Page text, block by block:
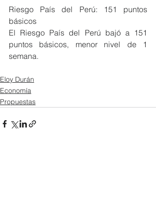
Riesgo País del Perú: 151 puntos
básicos
El Riesgo País del Perú bajó a 151
puntos básicos, menor nivel de 1
semana.
Eloy Durán
Economía
Propuestas